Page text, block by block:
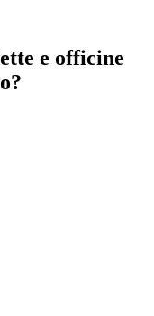
e officine